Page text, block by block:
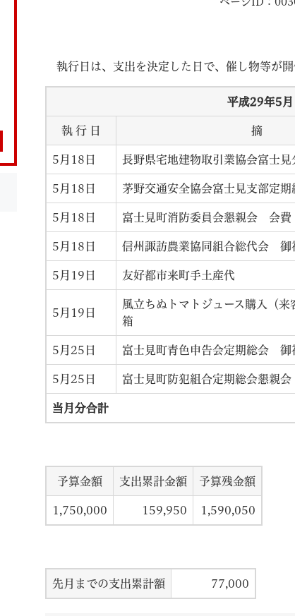
引越し・住まい 就職
文字サイズ 標準 拡大 ページを一時保存す
執行日は、支出を決定した日で、催し物等が
平成29年5
執 行 日 摘
5月18日 長野県宅地建物取引業協会富士
5月18日 茅野交通安全協会富士見支部定
5月18日 富士見町消防委員会懇親会 会費
5月18日 信州諏訪農業協同組合総代会 御
5月19日 友好都市来町手土産代
5月19日
風立ちぬトマトジュース購入（
箱
5月25日 富士見町青色申告会定期総会 御
5月25日 富士見町防犯組合定期総会懇親
当月分合計
予算金額 支出累計金額 予算残金額
1,750,000 159,950 1,590,050
先月までの支出累計額 77,000